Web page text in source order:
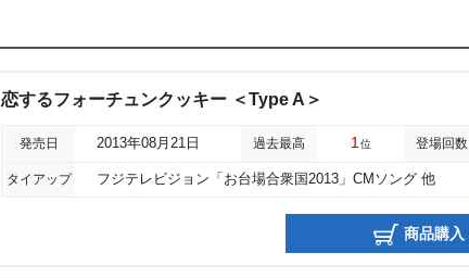
恋するフォーチュンクッキー ＜Type A＞
発売日 2013年08月21日 過去最高 1 位 登場回数
タイアップ フジテレビジョン「お台場合衆国2013」CMソング 他
商品購入